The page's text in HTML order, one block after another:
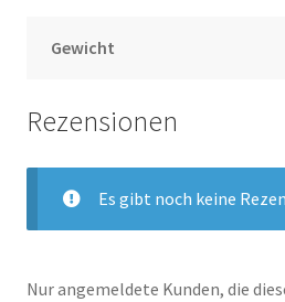
Gewicht
Rezensionen
Es gibt noch keine
Nur angemeldete Kunden, die